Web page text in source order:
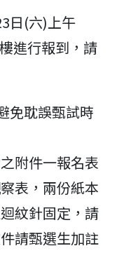
日(六)上午
進行報到，請
免耽誤甄試時
附件一報名表
表，兩份紙本
紋針固定，請
請甄選生加註